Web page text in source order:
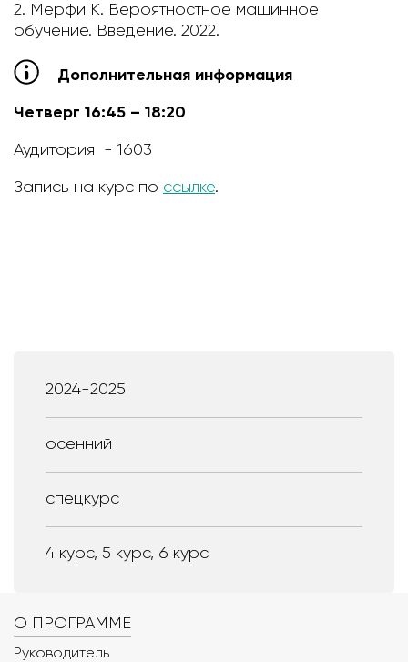
2. Мерфи К. Вероятностное машинное
обучение. Введение. 2022.
Дополнительная информация
Четверг 16:45 – 18:20
Аудитория - 1603
Запись на курс по ссылке.
2024-2025
осенний
спецкурс
4 курс, 5 курс, 6 курс
О ПРОГРАММЕ
Руководитель